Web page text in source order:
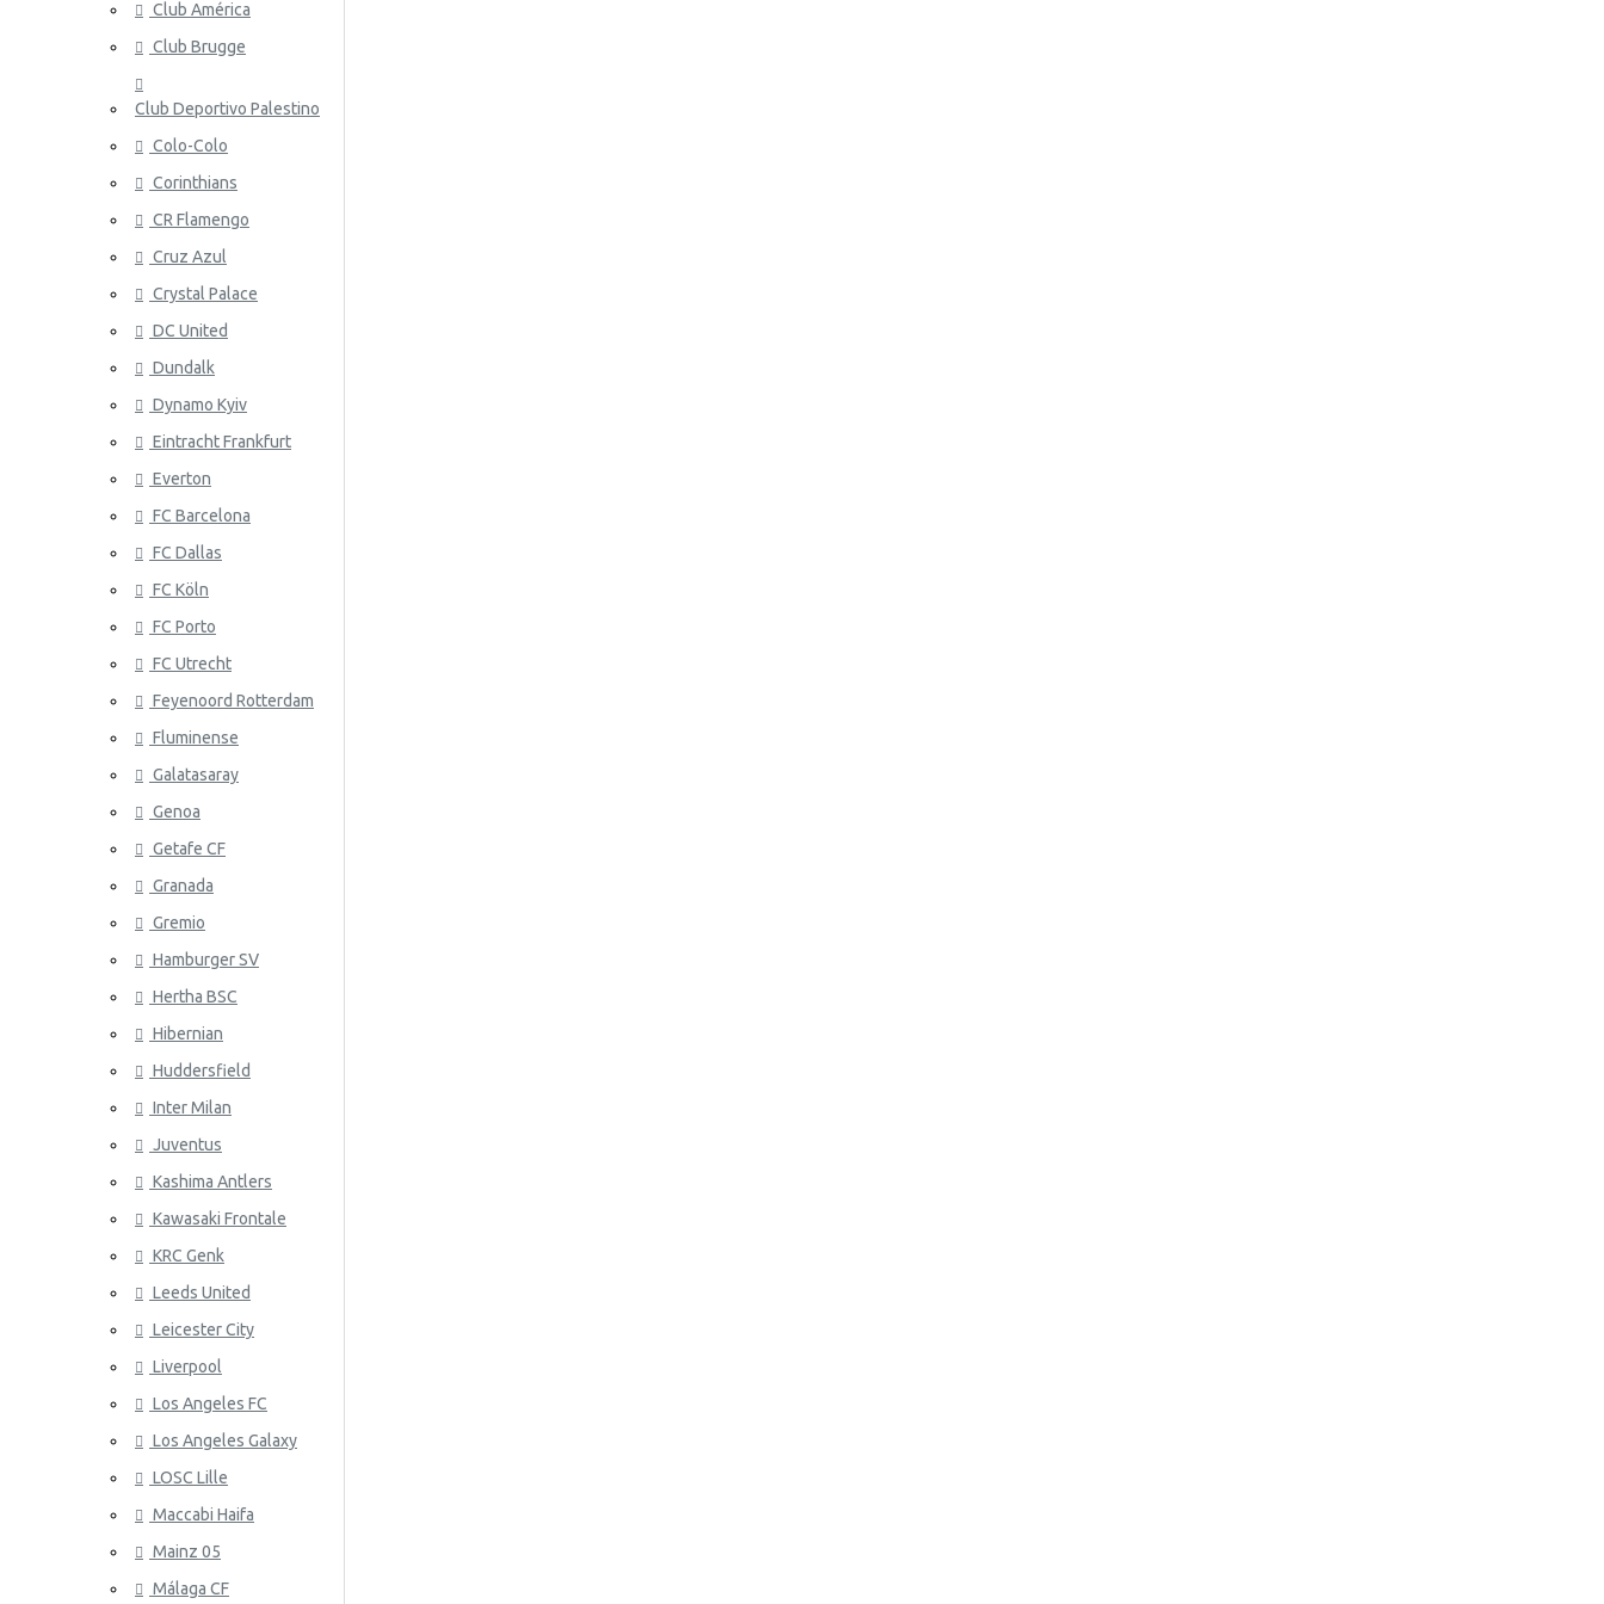
Noruega
Perú
Polonia
Portugal
Rumania
Rusia
Escocia
Senegal
Serbia
Corea Del Sur
España
Suecia
Eslovenia
Ucrania
Uruguay
Venezuela
Club América
Club Brugge
Club Deportivo Palestino
Colo-Colo
Corinthians
CR Flamengo
Cruz Azul
Crystal Palace
DC United
Dundalk
Dynamo Kyiv
Eintracht Frankfurt
Everton
FC Barcelona
FC Dallas
FC Köln
FC Porto
FC Utrecht
Feyenoord Rotterdam
Fluminense
Galatasaray
Genoa
Getafe CF
Granada
Gremio
Hamburger SV
Hertha BSC
Hibernian
Huddersfield
Inter Milan
Juventus
Kashima Antlers
Kawasaki Frontale
KRC Genk
Leeds United
Leicester City
Liverpool
Los Angeles FC
Los Angeles Galaxy
LOSC Lille
Maccabi Haifa
Mainz 05
Málaga CF